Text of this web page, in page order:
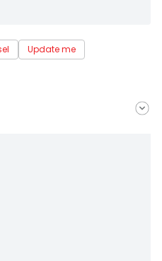
Update me